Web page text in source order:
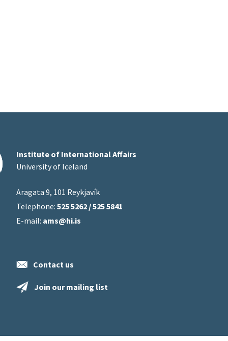
Institute of International Affairs
University of Iceland
Aragata 9, 101 Reykjavík
Telephone: 525 5262 / 525 5841
E-mail: ams@hi.is
Contact us
Join our mailing list